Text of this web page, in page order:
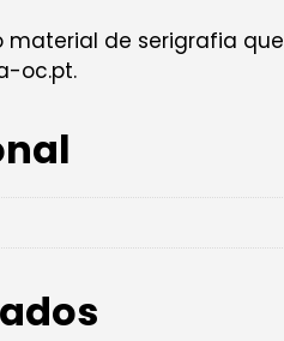
de serigrafia
oc.pt.